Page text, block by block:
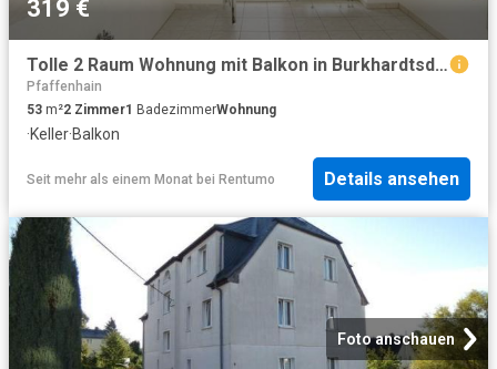
319 €
Tolle 2 Raum Wohnung mit Balkon in Burkhardtsdorf
Pfaffenhain
53 m²2 Zimmer1 BadezimmerWohnung
·Keller·Balkon
Seit mehr als einem Monat bei Rentumo Details ansehen
Foto anschauen